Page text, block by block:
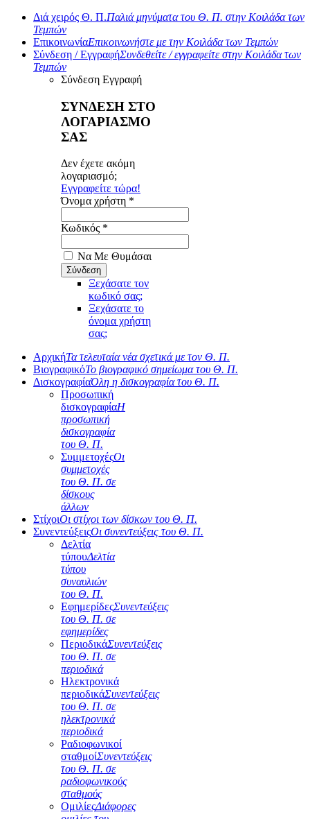
Διά χειρός Θ. Π.Παλιά μηνύματα του Θ. Π. στην Κοιλάδα των
Τεμπών
ΕπικοινωνίαΕπικοινωνήστε με την Κοιλάδα των Τεμπών
Σύνδεση / ΕγγραφήΣυνδεθείτε / εγγραφείτε στην Κοιλάδα των
Τεμπών
Σύνδεση Εγγραφή
ΣΥΝΔΕΣΗ ΣΤΟ
ΛΟΓΑΡΙΑΣΜΟ
ΣΑΣ
Δεν έχετε ακόμη
λογαριασμό;
Εγγραφείτε τώρα!
Όνομα χρήστη *
Κωδικός *
Να Με Θυμάσαι
Ξεχάσατε τον
κωδικό σας;
Ξεχάσατε το
όνομα χρήστη
σας;
ΑρχικήΤα τελευταία νέα σχετικά με τον Θ. Π.
ΒιογραφικόΤο βιογραφικό σημείωμα του Θ. Π.
ΔισκογραφίαΌλη η δισκογραφία του Θ. Π.
Προσωπική
δισκογραφίαΗ
προσωπική
δισκογραφία
του Θ. Π.
ΣυμμετοχέςΟι
συμμετοχές
του Θ. Π. σε
δίσκους
άλλων
ΣτίχοιΟι στίχοι των δίσκων του Θ. Π.
ΣυνεντεύξειςΟι συνεντεύξεις του Θ. Π.
Δελτία
τύπουΔελτία
τύπου
συναυλιών
του Θ. Π.
ΕφημερίδεςΣυνεντεύξεις
του Θ. Π. σε
εφημερίδες
ΠεριοδικάΣυνεντεύξεις
του Θ. Π. σε
περιοδικά
Ηλεκτρονικά
περιοδικάΣυνεντεύξεις
του Θ. Π. σε
ηλεκτρονικά
περιοδικά
Ραδιοφωνικοί
σταθμοίΣυνεντεύξεις
του Θ. Π. σε
ραδιοφωνικούς
σταθμούς
ΟμιλίεςΔιάφορες